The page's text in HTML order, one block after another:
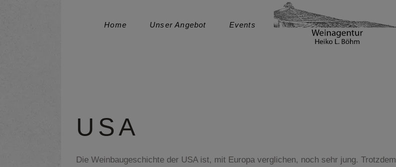
Home Unser Angebot Events
USA
Die Weinbaugeschichte der USA ist, mit Europa verglichen, noch sehr jung. Trotzdem